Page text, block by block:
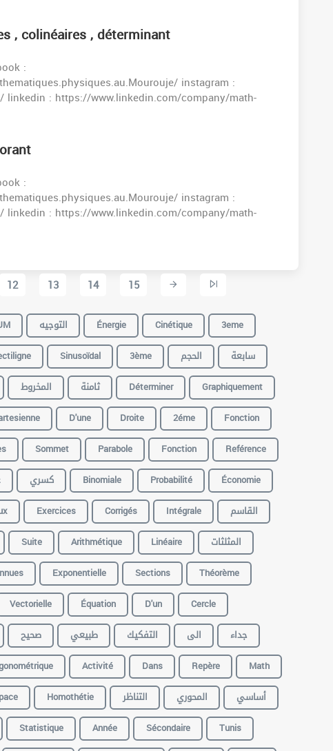
, colinéaires , déterminant
:
instagram :
linkedin : https://www.linkedin.com/company/math-
:
instagram :
linkedin : https://www.linkedin.com/company/math-
12 13 14 15
التوجيه Énergie Cinétique
3eme
Sinusoïdal 3ème الحجم
سابعة
المخروط ثامنة Déterminer
Graphiquement
D'une Droite 2éme
Fonction
Sommet Parabole Fonction
Reférence
كسري Binomiale Probabilité
Économie
Exercices Corrigés Intégrale
القاسم
Suite Arithmétique Linéaire
المثلثات
Exponentielle Sections
Théorème
Vectorielle Équation D'un
Cercle
صحيح طبيعي التفكيك الى
جداء
Activité Dans Repère
Math
Homothétie التناظر المحوري
أساسي
Statistique Année Sécondaire
Tunis